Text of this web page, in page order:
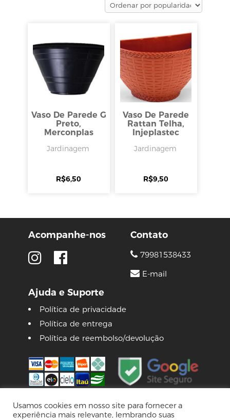
Vaso De Parede G
Preto,
Merconplas
Jardinagem
R$6,50
Vaso De Parede
Rattan Telha,
Injeplastec
Jardinagem
R$9,50
Acompanhe-nos
Ajuda e Suporte
Política de privacidade
Política de entrega
Política de reembolso/devolução
Contato
79981538433
E-mail
© 2026 Lojas Pinguim
Usamos cookies em nosso site para fornecer a
experiência mais relevante, lembrando suas